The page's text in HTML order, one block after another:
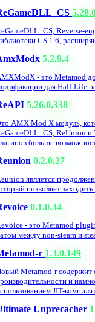
Reverse-
CS 1.6,
5.2.9.4
- это Metamod
для Half-Life
5.26.0.338
AMX Mod X модуль,
ReUnion и
больше
0.2.0.27
является
позволяет
0.1.0.34
- это Metamod
между non-steam и
r 1.3.0.149
Metamod-r содержит
и
JIT-
Unprecacher